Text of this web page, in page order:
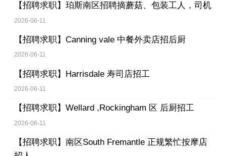
【招聘求职】 珀斯南区招聘摘蘑菇、包装工人，司机
2026-06-11
【招聘求职】 Canning vale 中餐外卖店招后厨
2026-06-11
【招聘求职】 Harrisdale 寿司店招工
2026-06-11
【招聘求职】 Wellard ,Rockingham 区 后厨招工
2026-06-11
【招聘求职】 南区South Fremantle 正规繁忙按摩店